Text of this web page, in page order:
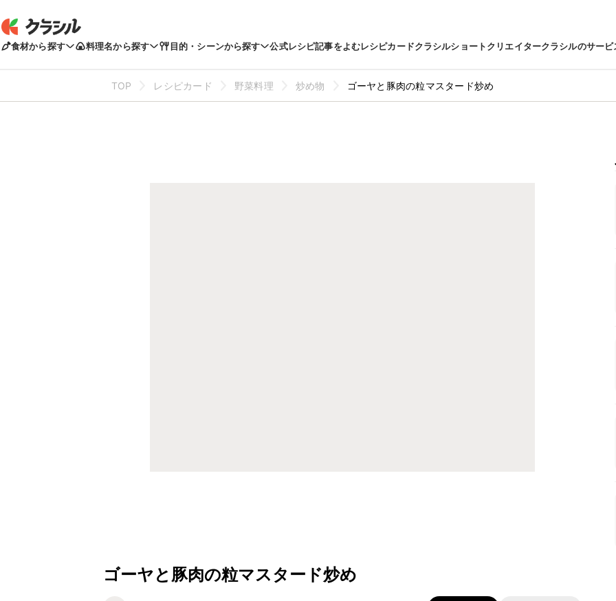
食材から探す 料理名から探す 目的・シーンから探す 公式レシピ記事をよむレシピカードクラシルショートクリエイタークラシルのサービ
TOP レシピカード 野菜料理 炒め物 ゴーヤと豚肉の粒マスタード炒め
ゴーヤと豚肉の粒マスタード炒め